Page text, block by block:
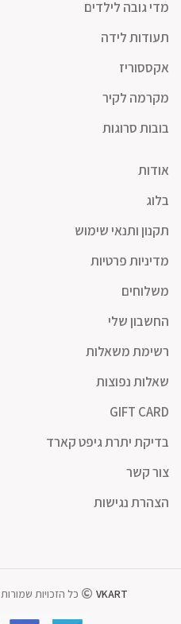
מדי גובה לילדים
תעודות לידה
אקססוריז
מקרמה לקיר
בובות סרוגות
אודות
בלוג
תקנון ותנאי שימוש
מדיניות פרטיות
משלוחים
החשבון שלי
רשימת משאלות
שאלות נפוצות
GIFT CARD
בדיקת יתרת גיפט קארד
צור קשר
הצהרת נגישות
VKART כל הזכויות שמורות